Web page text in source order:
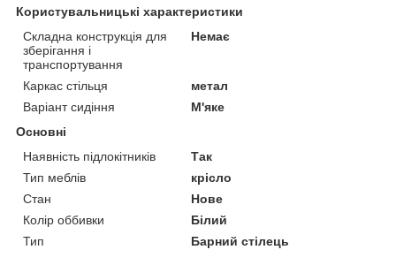
Користувальницькі характеристики
Складна конструкція для
зберігання і
транспортування
Немає
Каркас стільця
метал
Варіант сидіння
М'яке
Основні
Наявність підлокітників
Так
Тип меблів
крісло
Стан
Нове
Колір оббивки
Білий
Тип
Барний стілець